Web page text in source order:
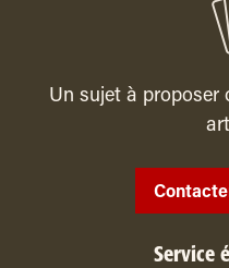
Un sujet à proposer
Service